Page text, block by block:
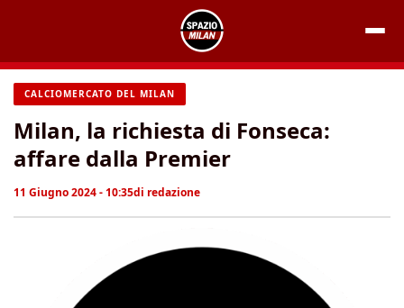
contenuto
CALCIOMERCATO DEL MILAN
Milan, la richiesta di Fonseca:
affare dalla Premier
11 Giugno 2024 - 10:35di redazione